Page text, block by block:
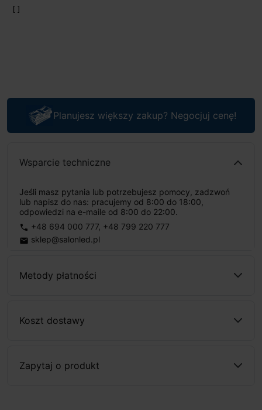
Planujesz większy zakup? Negocjuj cenę!
Wsparcie techniczne
Jeśli masz pytania lub potrzebujesz pomocy, zadzwoń
lub napisz do nas: pracujemy od 8:00 do 18:00,
odpowiedzi na e-maile od 8:00 do 22:00.
phone +48 694 000 777, +48 799 220 777
email sklep@salonled.pl
Metody płatności
Koszt dostawy
Zapytaj o produkt